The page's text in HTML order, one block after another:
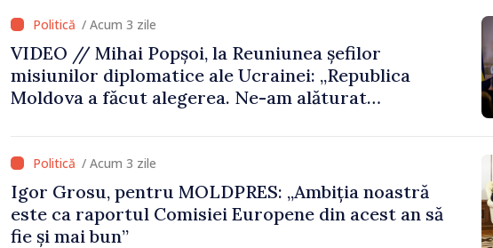
/ Acum 3 zile
VIDEO // Mihai Popșoi, la Reuniunea șefilor
misiunilor diplomatice ale Ucrainei: „Republica
Moldova a făcut alegerea. Ne-am alăturat
/ Acum 3 zile
Igor Grosu, pentru MOLDPRES: „Ambiția noastră
este ca raportul Comisiei Europene din acest an să
fie și mai bun”